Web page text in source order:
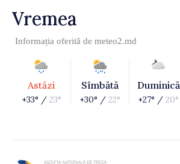
Vremea
Informația oferită de meteo2.md
Astăzi
+33° / 23°
Sîmbătă
+30° / 22°
Duminică
+27° / 20°